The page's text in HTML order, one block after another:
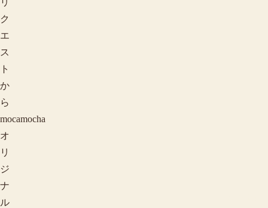
ク
エ
ス
ト
か
ら
mocamocha
オ
リ
ジ
ナ
ル